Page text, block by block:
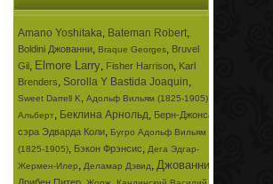
Amano Yoshitaka, Bateman Robert,
Boldini Джованни, Braque Georges, Bruvel
Gil, Elmore Larry, Fisher Harrison, Karl
Brenders, Sorolla Y Bastida Joaquin,
Sweet Darrell K, Адольф Вильям (1825-1905)
Альберт, Беклина Арнольд, Берн-Джонса
сэра Эдварда Коли, Бугро Адольф Вильям
(1825-1905), Бэкон Фрэнсис, Дега Эдгар-
Жермен-Илер, Деламар Дэвид, Джованни